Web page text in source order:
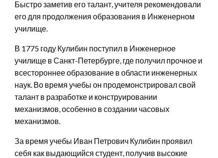
Быстро заметив его талант, учителя рекомендовали
его для продолжения образования в Инженерном
училище.
В 1775 году Кулибин поступил в Инженерное
училище в Санкт-Петербурге, где получил прочное и
всестороннее образование в области инженерных
наук. Во время учебы он продемонстрировал свой
талант в разработке и конструировании
механизмов, особенно в создании часовых
механизмов.
За время учебы Иван Петрович Кулибин проявил
себя как выдающийся студент, получив высокие